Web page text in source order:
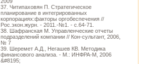
37. Читипаховян П. Стратегическое
планирование в интегрированных
корпорациях:факторы оргобеспечения //
Рос.экон.журн. - 2011.-№1. - с.64-71.
38. Шафранская М. Управленческие отчеты
подразделений компании // Кон-сультант, 2006,
№ 7
39. Шеремет А.Д., Негашев КВ. Методика
финансового анализа. - М.: ИНФРА-М, 2006
&#8195;